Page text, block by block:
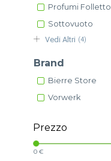
Profumi Folletto
Sottovuoto
Vedi Altri (4)
Brand
Bierre Store
Vorwerk
Prezzo
0 €